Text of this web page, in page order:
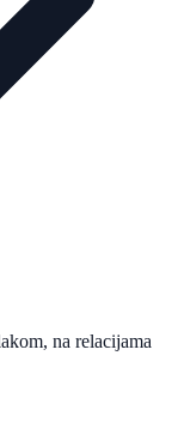
na relacijama